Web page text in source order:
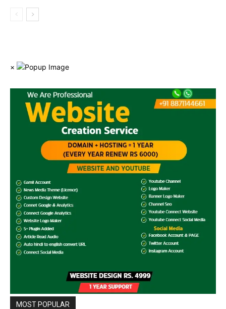
×
MOST POPULAR